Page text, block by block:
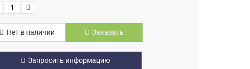
Нет в наличии Заказать
Запросить информацию